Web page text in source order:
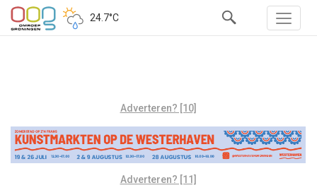
24.7°C
Adverteren? [10]
Adverteren? [11]